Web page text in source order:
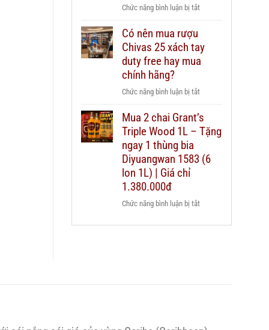
–
loại
nào
quà
biếu?
Chức năng bình luận bị tắtở
tra
rượu
thật
–
hướng
chi
Có nên mua rượu
Chivas 25 xách tay
duty free hay mua
chính hãng?
Chức năng bình luận bị tắtở
nên
mua
Chivas
25
duty
Mua 2 chai Grant’s
Triple Wood 1L – Tặng
ngay 1 thùng bia
Diyuangwan 1583 (6
lon 1L) | Giá chỉ
1.380.000đ
Chức năng bình luận bị tắtở
2